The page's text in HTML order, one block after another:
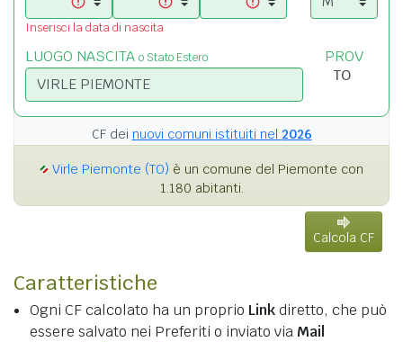
Inserisci la data di nascita
LUOGO NASCITA o Stato Estero PROV
CF dei nuovi comuni istituiti nel 2026
Virle Piemonte (TO) è un comune del Piemonte con
1.180 abitanti.
Calcola CF
Caratteristiche
Ogni CF calcolato ha un proprio Linkdiretto, che può
essere salvato nei Preferiti o inviato via Mail